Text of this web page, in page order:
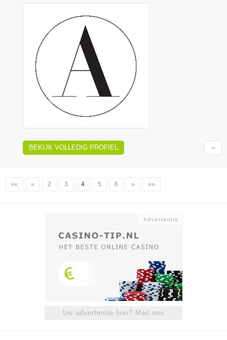
BEKIJK VOLLEDIG PROFIEL
«« « 2 3 4 5 6 » »»
Uw advertentie hier? Mail ons